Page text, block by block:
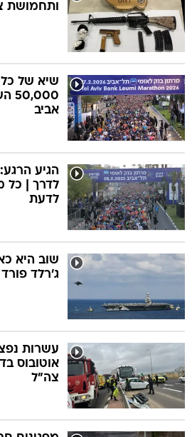
ותחמושת
שיא של
אביב
הגיע
לדרך | כל
לדעת
שוב היא
ג'רלד
עשרות
אוטובוס
צה"ל